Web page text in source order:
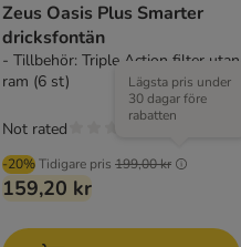
Zeus Oasis Plus Smarter
dricksfontän
- Tillbehör: Triple Action filter utan
ram (6 st)
-20%Tidigare pris 199,00 kr
Lägsta pris under
30 dagar före
rabatten
159,20 kr
Not rated